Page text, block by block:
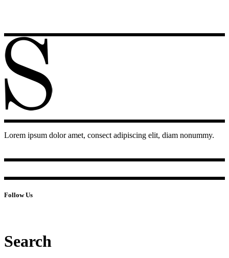
Lorem ipsum dolor amet, consect adipiscing elit, diam nonummy.
Follow Us
Search